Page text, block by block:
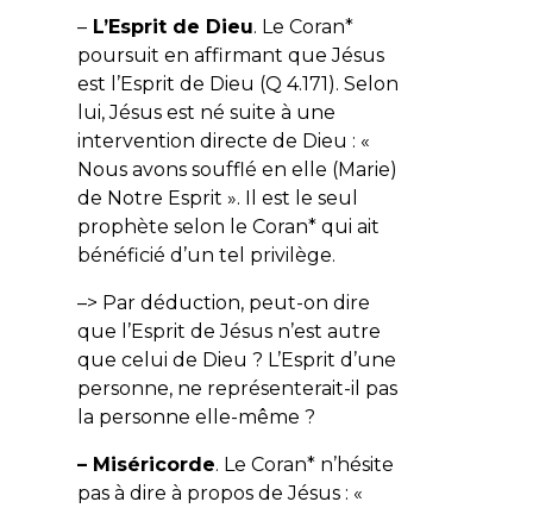
–L’Esprit de Dieu. Le Coran*
poursuit en affirmant que Jésus
est l’Esprit de Dieu (Q 4.171). Selon
lui, Jésus est né suite à une
intervention directe de Dieu : «
Nous avons soufflé en elle (Marie)
de Notre Esprit ». Il est le seul
prophète selon le Coran* qui ait
bénéficié d’un tel privilège.
–> Par déduction, peut-on dire
que l’Esprit de Jésus n’est autre
que celui de Dieu ? L’Esprit d’une
personne, ne représenterait-il pas
la personne elle-même ?
– Miséricorde. Le Coran* n’hésite
pas à dire à propos de Jésus : «